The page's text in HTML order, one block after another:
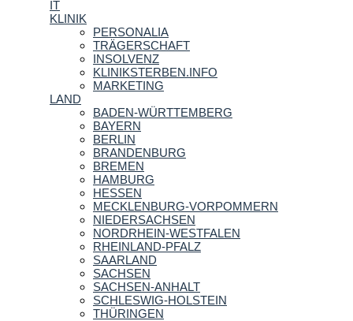
IT
KLINIK
PERSONALIA
TRÄGERSCHAFT
INSOLVENZ
KLINIKSTERBEN.INFO
MARKETING
LAND
BADEN-WÜRTTEMBERG
BAYERN
BERLIN
BRANDENBURG
BREMEN
HAMBURG
HESSEN
MECKLENBURG-VORPOMMERN
NIEDERSACHSEN
NORDRHEIN-WESTFALEN
RHEINLAND-PFALZ
SAARLAND
SACHSEN
SACHSEN-ANHALT
SCHLESWIG-HOLSTEIN
THÜRINGEN